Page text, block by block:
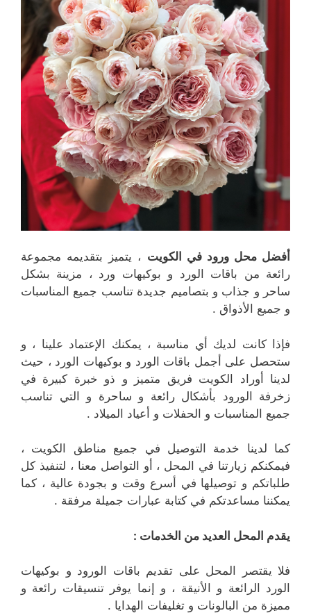
أفضل محل ورود في الكويت ، يتميز بتقديمه مجموعة
رائعة من باقات الورد و بوكيهات ورد ، مزينة بشكل
ساحر و جذاب و بتصاميم جديدة تناسب جميع المناسبات
و جميع الأذواق .
فإذا كانت لديك أي مناسبة ، يمكنك الإعتماد علينا ، و
ستحصل على أجمل باقات الورد و بوكيهات الورد ، حيث
لدينا أوراد الكويت فريق متميز و ذو خبرة كبيرة في
زخرفة الورود بأشكال رائعة و ساحرة و التي تناسب
جميع المناسبات و الحفلات و أعياد الميلاد .
كما لدينا خدمة التوصيل في جميع مناطق الكويت ،
فيمكنكم زيارتنا في المحل ، أو التواصل معنا ، لتنفيذ كل
طلباتكم و توصيلها في أسرع وقت و بجودة عالية ، كما
يمكننا مساعدتكم في كتابة عبارات جميلة مرفقة .
يقدم المحل العديد من الخدمات :
فلا يقتصر المحل على تقديم باقات الورود و بوكيهات
الورد الرائعة و الأنيقة ، و إنما يوفر تنسيقات رائعة و
مميزة من البالونات و تغليفات الهدايا .